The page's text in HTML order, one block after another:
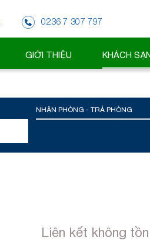
0236 7 307 797
GIỚI THIỆU KHÁCH
NHẬN PHÒNG - TRẢ PHÒNG
Liên kết không